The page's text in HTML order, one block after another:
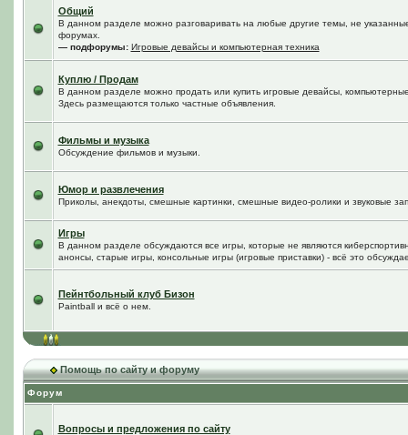
Общий
В данном разделе можно разговаривать на любые другие темы, не
форумах.
— подфорумы: Игровые девайсы и компьютерная техника
Куплю / Продам
В данном разделе можно продать или купить игровые девайсы,
Здесь размещаются только частные объявления.
Фильмы и музыка
Обсуждение фильмов и музыки.
Юмор и развлечения
Приколы, анекдоты, смешные картинки, смешные видео-ролики и звуковые
Игры
В данном разделе обсуждаются все игры, которые не являются
анонсы, старые игры, консольные игры (игровые приставки) - всё это
Пейнтбольный клуб Бизон
Paintball и всё о нем.
Помощь по сайту и форуму
Форум
Вопросы и предложения по сайту